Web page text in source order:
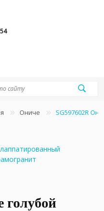
Ониче SG597602R
голубой